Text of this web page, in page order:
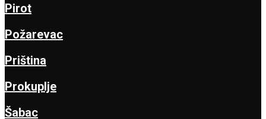
Pirot
Požarevac
Priština
Prokuplje
Šabac